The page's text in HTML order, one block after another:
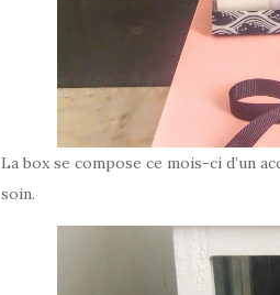
La box se compose ce mois-ci d’un
soin.